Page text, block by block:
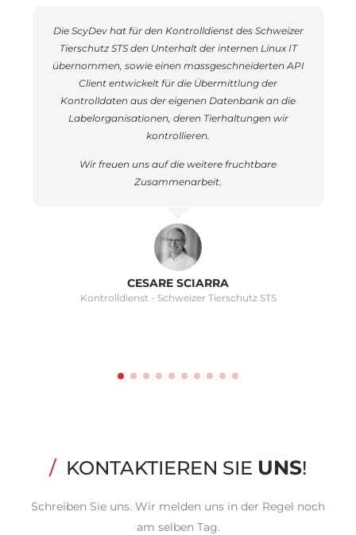
Die ScyDev hat für den Kontrolldienst des Schweizer
Tierschutz STS den Unterhalt der internen Linux IT
übernommen, sowie einen massgeschneiderten API
Client entwickelt für die Übermittlung der
Kontrolldaten aus der eigenen Datenbank an die
Labelorganisationen, deren Tierhaltungen wir
kontrollieren.
Wir freuen uns auf die weitere fruchtbare
Zusammenarbeit.
CESARE SCIARRA
Kontrolldienst - Schweizer Tierschutz STS
/ KONTAKTIEREN SIE UNS!
Schreiben Sie uns. Wir melden uns in der Regel noch
am selben Tag.